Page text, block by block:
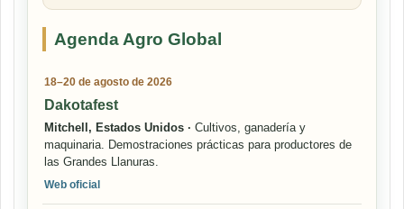
Agenda Agro Global
18–20 de agosto de 2026
Dakotafest
Mitchell, Estados Unidos · Cultivos, ganadería y
maquinaria. Demostraciones prácticas para productores de
las Grandes Llanuras.
Web oficial